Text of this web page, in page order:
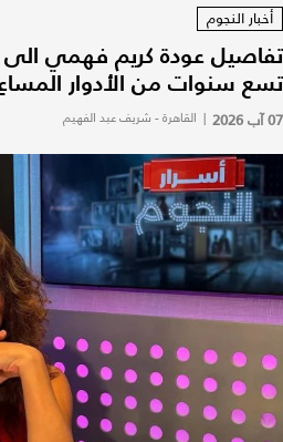
أخبار النجوم
تفاصيل عودة كريم فهمي الى
تسع سنوات من الأدوار
07 آب 2026 | القاهرة - شريف عبد الفهيم